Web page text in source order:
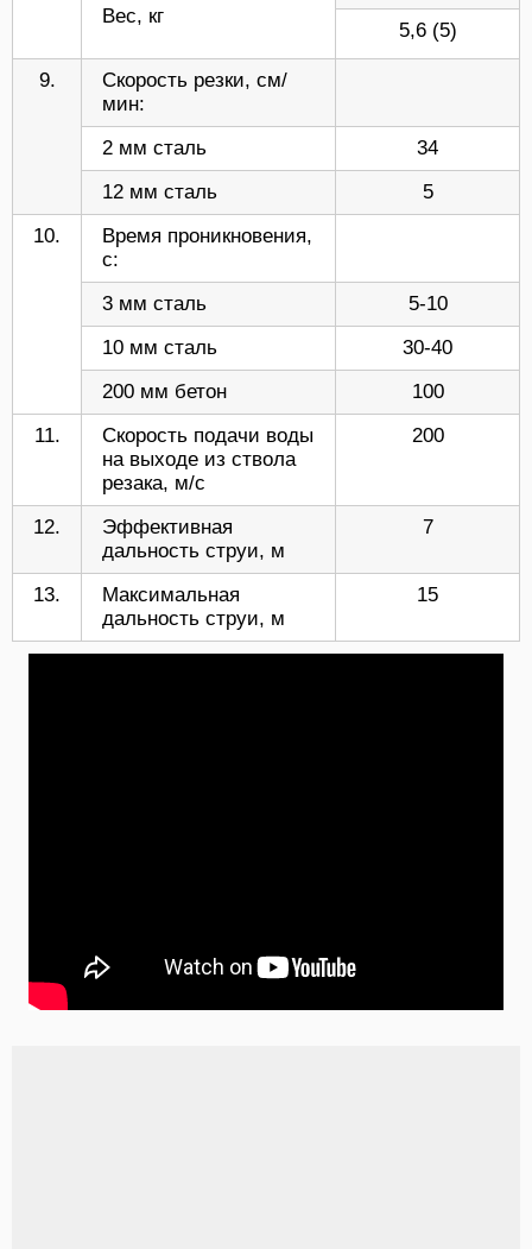
Вес, кг
5,6 (5)
9.
Скорость резки, см/
мин:
2 мм сталь
34
12 мм сталь
5
10.
Время проникновения,
с:
3 мм сталь
5-10
10 мм сталь
30-40
200 мм бетон
100
11.
Скорость подачи воды
на выходе из ствола
резака, м/с
200
12.
Эффективная
дальность струи, м
7
13.
Максимальная
дальность струи, м
15